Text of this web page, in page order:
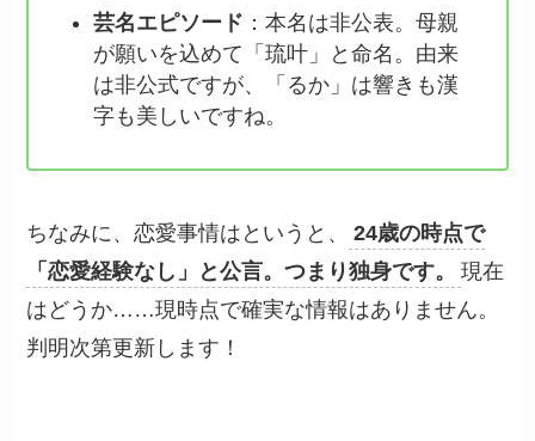
芸名エピソード ：本名は非公表。母親
が願いを込めて「琉叶」と命名。由来
は非公式ですが、「るか」は響きも漢
字も美しいですね。
ちなみに、恋愛事情はというと、
24歳の時点で
「恋愛経験なし」と公言。つまり独身です。
現在
はどうか……現時点で確実な情報はありません。
判明次第更新します！